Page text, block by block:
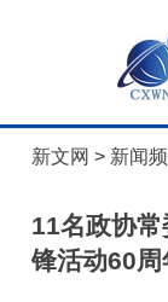
新文网 > 新闻
11名政协
锋活动60周